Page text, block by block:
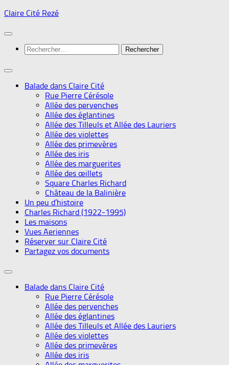
Skip
content
Claire Cité Rezé
Rechercher :
Balade dans Claire Cité
Rue Pierre Cérésole
Allée des pervenches
Allée des églantines
Allée des Tilleuls et Allée des Lauriers
Allée des violettes
Allée des primevères
Allée des iris
Allée des marguerites
Allée des œillets
Square Charles Richard
Château de la Balinière
Un peu d’histoire
Charles Richard (1922-1995)
Les maisons
Vues Aeriennes
Réserver sur Claire Cité
Partagez vos documents
Balade dans Claire Cité
Rue Pierre Cérésole
Allée des pervenches
Allée des églantines
Allée des Tilleuls et Allée des Lauriers
Allée des violettes
Allée des primevères
Allée des iris